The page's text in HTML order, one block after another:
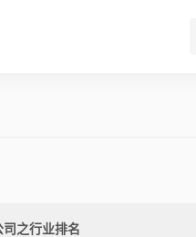
之行业排名